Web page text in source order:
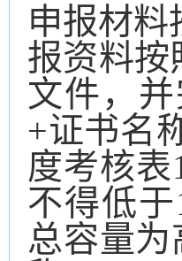
申报材
报资料按
文件，
+证书名
度考核
不得低
总容量